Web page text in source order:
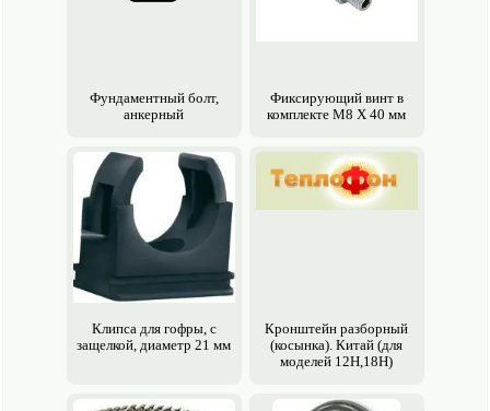
Фундаментный болт,
анкерный
Фиксирующий винт в
комплекте M8 X 40 мм
Клипса для гофры, с
защелкой, диаметр 21 мм
Кронштейн разборный
(косынка). Китай (для
моделей 12H,18H)